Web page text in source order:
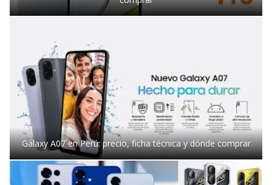
Galaxy A07 en Perú: precio, ficha técnica y dónde comprar